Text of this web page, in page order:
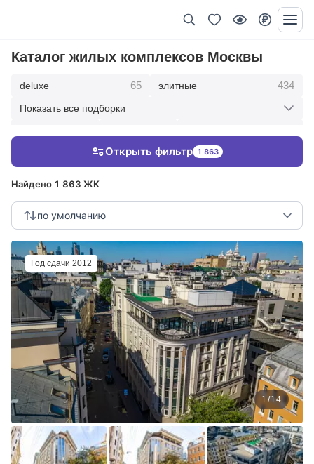
Каталог жилых комплексов Москвы
deluxe 65 элитные 434
Показать все подборки
Найдено 1 863 ЖК
по умолчанию
Открыть фильтр 1 863
Год сдачи 2012
1/14